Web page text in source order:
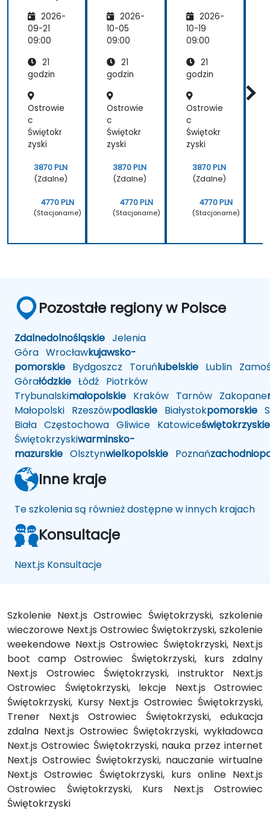
Next.js
14
2026-
09-21
09:00
21
godzin
Ostrowie
c
Świętokr
zyski
3870 PLN
(Zdalne)
4770 PLN
(Stacjonarne)
2026-
10-05
09:00
21
godzin
Ostrowie
c
Świętokr
zyski
3870 PLN
(Zdalne)
4770 PLN
(Stacjonarne)
2026-
10-19
09:00
21
godzin
Ostrowie
c
Świętokr
zyski
3870 PLN
(Zdalne)
4770 PLN
(Stacjonarne)
Pozostałe regiony w Polsce
Zdalnedolnośląskie Jelenia
Góra Wrocławkujawsko-
pomorskie Bydgoszcz Toruńlubelskie Lublin
Górałódzkie Łódź Piotrków
Trybunalskimałopolskie Kraków Tarnów Zakopane
Małopolski Rzeszówpodlaskie Białystokpomorskie
Biała Częstochowa Gliwice Katowiceświętokrzyskie
Świętokrzyskiwarminsko-
mazurskie Olsztynwielkopolskie Poznań
Inne kraje
Te szkolenia są również dostępne w innych krajach
Konsultacje
Next.js Konsultacje
Szkolenie Next.js Ostrowiec Świętokrzyski, szkolenie
wieczorowe Next.js Ostrowiec Świętokrzyski, szkolenie
weekendowe Next.js Ostrowiec Świętokrzyski, Next.js
boot camp Ostrowiec Świętokrzyski, kurs zdalny
Next.js Ostrowiec Świętokrzyski, instruktor Next.js
Ostrowiec Świętokrzyski, lekcje Next.js Ostrowiec
Świętokrzyski, Kursy Next.js Ostrowiec Świętokrzyski,
Trener Next.js Ostrowiec Świętokrzyski, edukacja
zdalna Next.js Ostrowiec Świętokrzyski, wykładowca
Next.js Ostrowiec Świętokrzyski, nauka przez internet
Next.js Ostrowiec Świętokrzyski, nauczanie wirtualne
Next.js Ostrowiec Świętokrzyski, kurs online Next.js
Ostrowiec Świętokrzyski, Kurs Next.js Ostrowiec
Świętokrzyski